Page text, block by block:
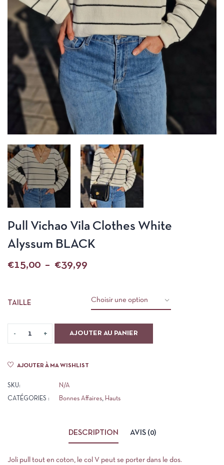
Pull Vichao Vila Clothes White
Alyssum BLACK
€15,00 – €39,99
TAILLE
AJOUTER AU PANIER
AJOUTER À MA WISHLIST
SKU: N/A
CATÉGORIES : Bonnes Affaires, Hauts
DESCRIPTION AVIS (0)
Joli pull tout en coton, le col V peut se porter dans le dos.